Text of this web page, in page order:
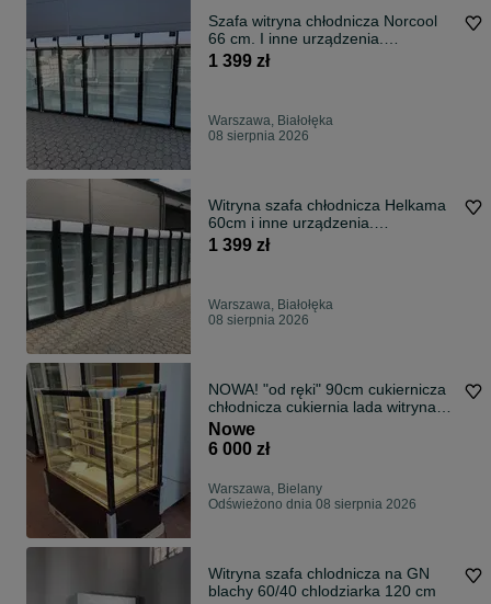
Szafa witryna chłodnicza Norcool
66 cm. I inne urządzenia.
GWARANCJA!
1 399 zł
Warszawa, Białołęka
08 sierpnia 2026
Witryna szafa chłodnicza Helkama
60cm i inne urządzenia.
GWARANCJA!!!
1 399 zł
Warszawa, Białołęka
08 sierpnia 2026
NOWA! "od ręki" 90cm cukiernicza
chłodnicza cukiernia lada witryna
DOSTAWA cały kraj na ciasta
lodówka cena BRUTTO
Nowe
6 000 zł
Warszawa, Bielany
Odświeżono dnia 08 sierpnia 2026
Witryna szafa chlodnicza na GN
blachy 60/40 chlodziarka 120 cm